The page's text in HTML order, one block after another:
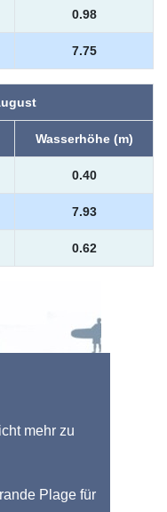
0.98
7.75
Wasserhöhe (m)
0.40
7.93
0.62
mehr zu
Plage für